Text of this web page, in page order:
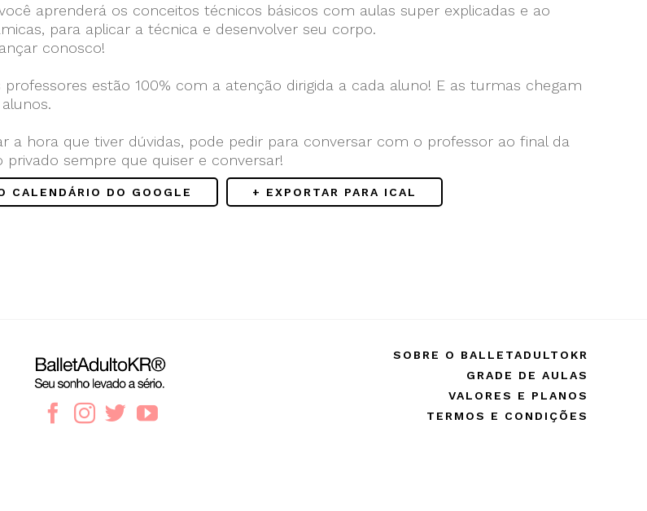
aprenderá os conceitos técnicos básicos com aulas super explicadas e ao
para aplicar a técnica e desenvolver seu corpo.
conosco!
professores estão 100% com a atenção dirigida a cada aluno! E as turmas chegam
a hora que tiver dúvidas, pode pedir para conversar com o professor ao final da
privado sempre que quiser e conversar!
CALENDÁRIO DO GOOGLE + EXPORTAR PARA ICAL
SOBRE O BALLETADULTOKR
GRADE DE AULAS
VALORES E PLANOS
TERMOS E CONDIÇÕES